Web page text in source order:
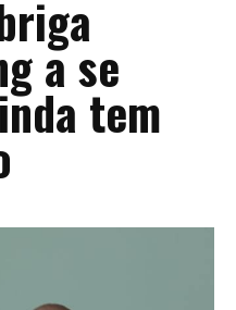
a se
tem